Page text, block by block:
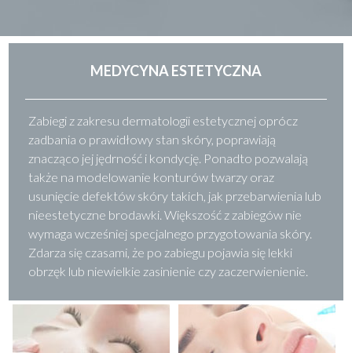
MEDYCYNA ESTETYCZNA
Zabiegi z zakresu dermatologii estetycznej oprócz
zadbania o prawidłowy stan skóry, poprawiają
znacząco jej jędrność i kondycję. Ponadto pozwalają
także na modelowanie konturów twarzy oraz
usunięcie defektów skóry takich, jak przebarwienia lub
nieestetyczne brodawki. Większość z zabiegów nie
wymaga wcześniej specjalnego przygotowania skóry.
Zdarza się czasami, że po zabiegu pojawia się lekki
obrzęk lub niewielkie zasinienie czy zaczerwienienie.